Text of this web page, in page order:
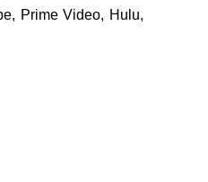
Prime Video, Hulu,